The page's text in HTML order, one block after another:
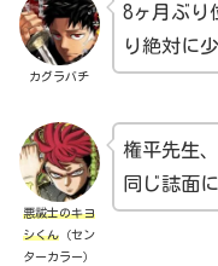
カグラバチ
8ヶ月ぶり
り絶対に
悪祓士のキヨ
シくん （セン
ターカラー）
権平先生
同じ誌面